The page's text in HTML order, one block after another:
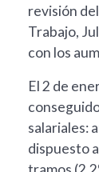
revisión
Trabajo,
con los
El 2 de
salariales:
dispuesto